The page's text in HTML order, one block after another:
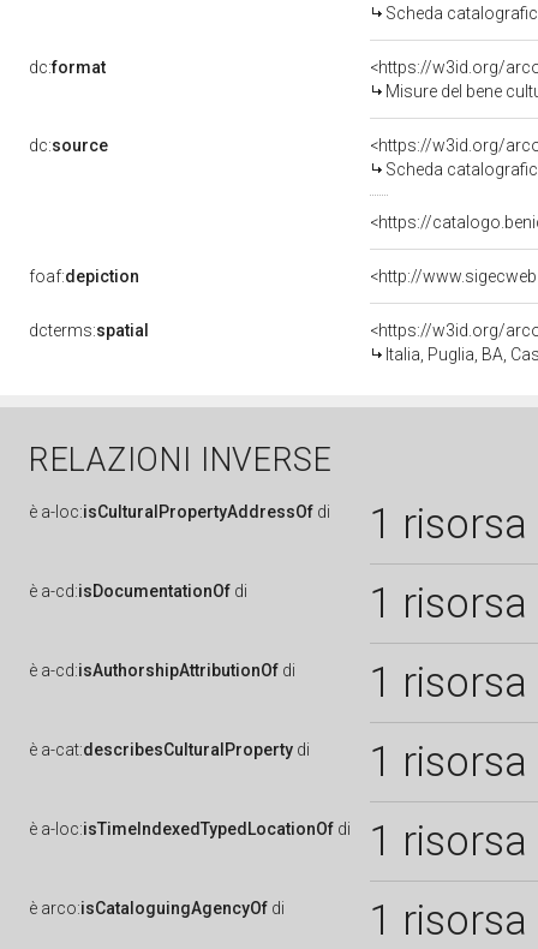
Scheda
dc:format
<https://w3id.org/
Misure del bene
dc:source
<https://w3id.org/
Scheda
<https://
foaf:depiction <http://
dcterms:spatial
<https://w3id.org/
Italia, Puglia, BA,
RELAZIONI INVERSE
è a-loc:isCulturalPropertyAddressOf di 1 risorsa
è a-cd:isDocumentationOf di 1 risorsa
è a-cd:isAuthorshipAttributionOf di 1 risorsa
è a-cat:describesCulturalProperty di 1 risorsa
è a-loc:isTimeIndexedTypedLocationOf di 1 risorsa
è arco:isCataloguingAgencyOf di 1 risorsa